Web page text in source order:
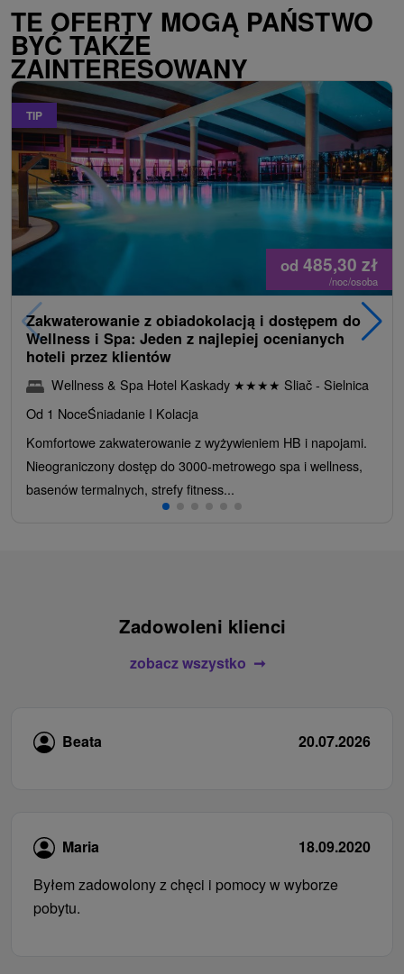
TE OFERTY MOGĄ PAŃSTWO
BYĆ TAKŻE
ZAINTERESOWANY
TIP
od 485,30 zł
/noc/osoba
Zakwaterowanie z obiadokolacją i dostępem do
Wellness i Spa: Jeden z najlepiej ocenianych
hoteli przez klientów
Wellness & Spa Hotel Kaskady ★★★★ Sliač - Sielnica
Od 1 NoceŚniadanie I Kolacja
Komfortowe zakwaterowanie z wyżywieniem HB i napojami.
Nieograniczony dostęp do 3000-metrowego spa i wellness,
basenów termalnych, strefy fitness...
Zadowoleni klienci
zobacz wszystko
Beata 20.07.2026
Maria
18.09.2020
Byłem zadowolony z chęci i pomocy w wyborze
pobytu.